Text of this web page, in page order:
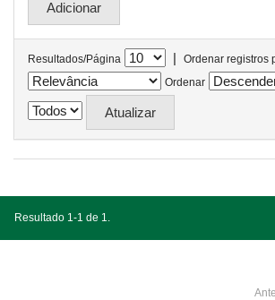
Resultados/Página |
Ordenar registros
Ordenar
Resultado 1-1 de 1.